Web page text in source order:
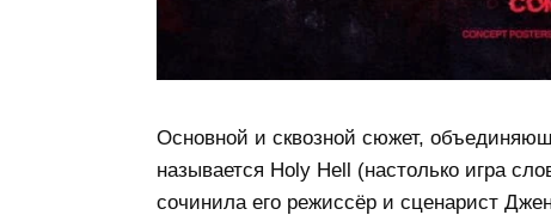
Основной и сквозной сюжет,
называется Holy Hell (настолько игра
сочинила его режиссёр и сценарист